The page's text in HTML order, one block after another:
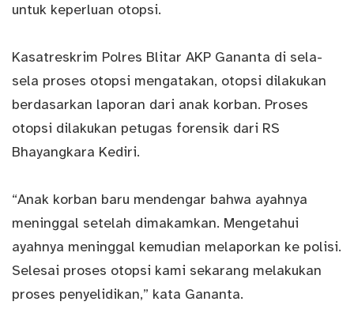
untuk keperluan otopsi.
Kasatreskrim Polres Blitar AKP Gananta di sela-
sela proses otopsi mengatakan, otopsi dilakukan
berdasarkan laporan dari anak korban. Proses
otopsi dilakukan petugas forensik dari RS
Bhayangkara Kediri.
“Anak korban baru mendengar bahwa ayahnya
meninggal setelah dimakamkan. Mengetahui
ayahnya meninggal kemudian melaporkan ke polisi.
Selesai proses otopsi kami sekarang melakukan
proses penyelidikan,” kata Gananta.